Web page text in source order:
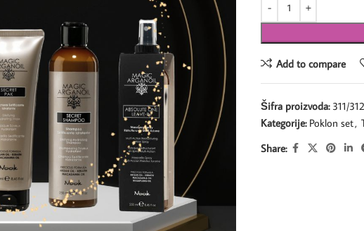
Add to compare
Šifra proizvoda: 311/
Kategorije: Poklon set,
Share: